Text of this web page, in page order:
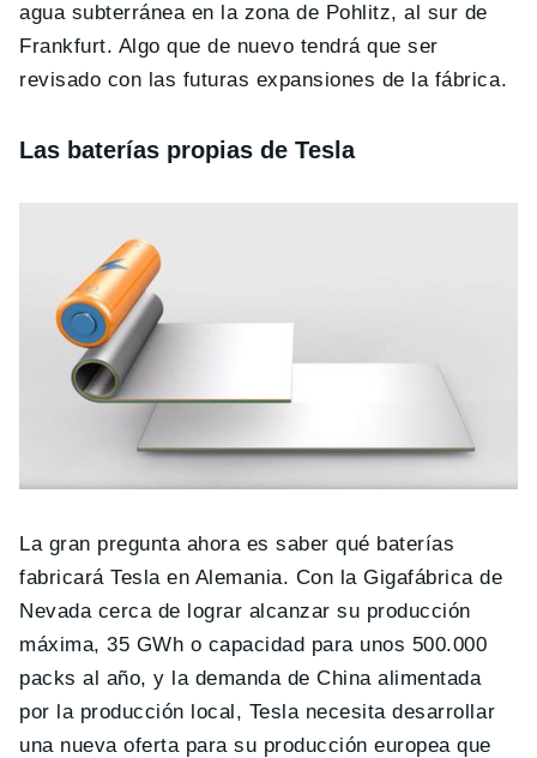
agua subterránea en la zona de Pohlitz, al sur de
Frankfurt. Algo que de nuevo tendrá que ser
revisado con las futuras expansiones de la fábrica.
Las baterías propias de Tesla
La gran pregunta ahora es saber qué baterías
fabricará Tesla en Alemania. Con la Gigafábrica de
Nevada cerca de lograr alcanzar su producción
máxima, 35 GWh o capacidad para unos 500.000
packs al año, y la demanda de China alimentada
por la producción local, Tesla necesita desarrollar
una nueva oferta para su producción europea que